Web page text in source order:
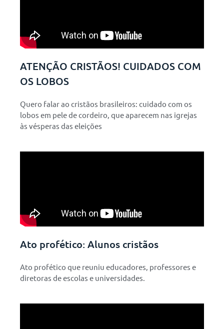
ATENÇÃO CRISTÃOS! CUIDADOS COM
OS LOBOS
Quero falar ao cristãos brasileiros: cuidado com os
lobos em pele de cordeiro, que aparecem nas igrejas
às vésperas das eleições
Ato profético: Alunos cristãos
Ato profético que reuniu educadores, professores e
diretoras de escolas e universidades.